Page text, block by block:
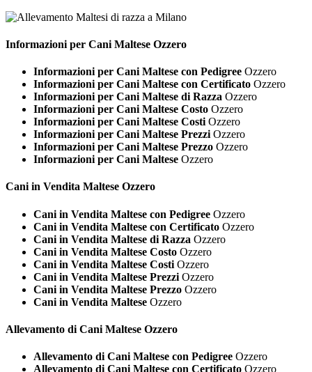
Informazioni per Cani Maltese Ozzero
Informazioni per Cani Maltese con Pedigree Ozzero
Informazioni per Cani Maltese con Certificato Ozzero
Informazioni per Cani Maltese di Razza Ozzero
Informazioni per Cani Maltese Costo Ozzero
Informazioni per Cani Maltese Costi Ozzero
Informazioni per Cani Maltese Prezzi Ozzero
Informazioni per Cani Maltese Prezzo Ozzero
Informazioni per Cani Maltese Ozzero
Cani in Vendita Maltese Ozzero
Cani in Vendita Maltese con Pedigree Ozzero
Cani in Vendita Maltese con Certificato Ozzero
Cani in Vendita Maltese di Razza Ozzero
Cani in Vendita Maltese Costo Ozzero
Cani in Vendita Maltese Costi Ozzero
Cani in Vendita Maltese Prezzi Ozzero
Cani in Vendita Maltese Prezzo Ozzero
Cani in Vendita Maltese Ozzero
Allevamento di Cani Maltese Ozzero
Allevamento di Cani Maltese con Pedigree Ozzero
Allevamento di Cani Maltese con Certificato Ozzero